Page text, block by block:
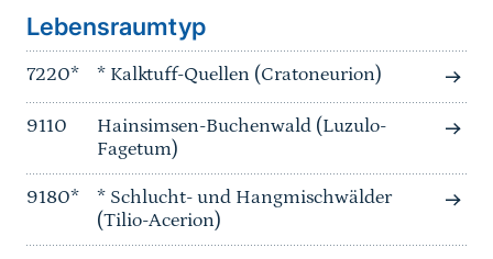
Lebensraumtyp
7220* * Kalktuff-Quellen (Cratoneurion)
9110
Hainsimsen-Buchenwald (Luzulo-
Fagetum)
9180*
* Schlucht- und Hangmischwälder
(Tilio-Acerion)